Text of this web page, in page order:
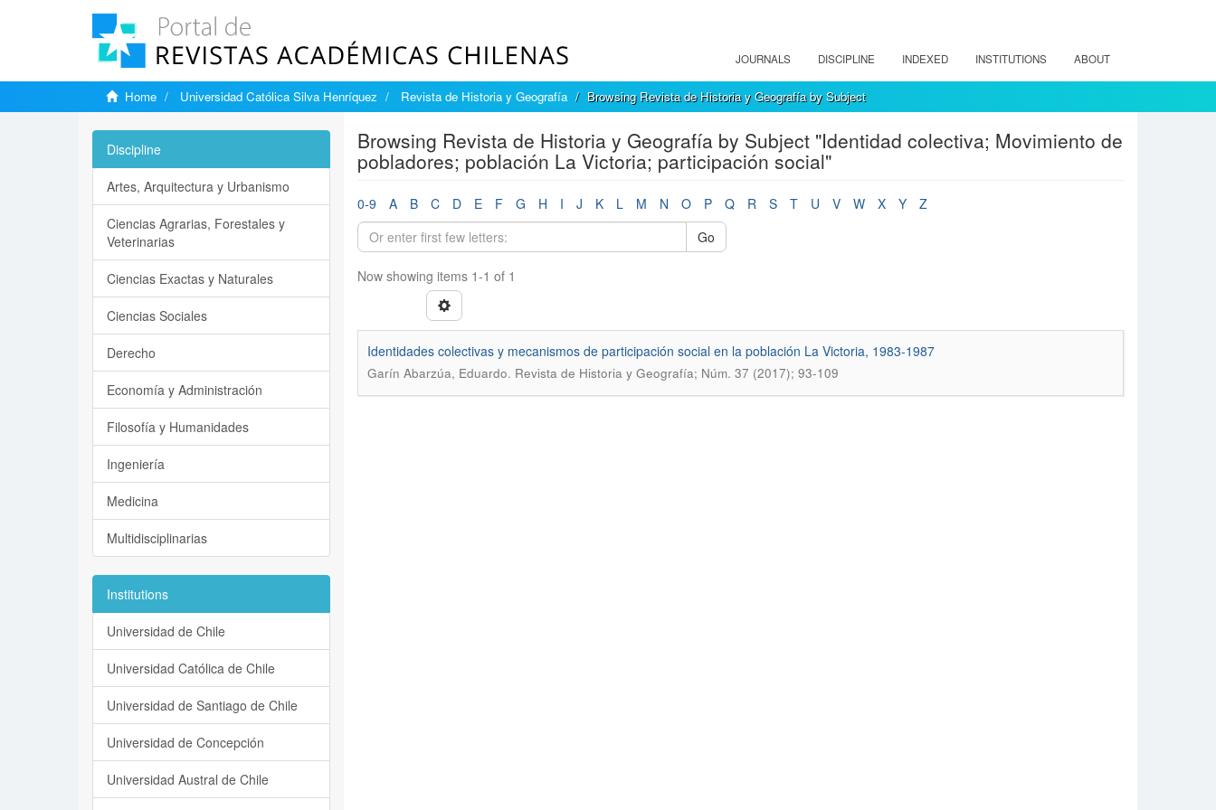
JOURNALS DISCIPLINE INDEXED INSTITUTIONS ABOUT
Home Universidad Católica Silva Henríquez Revista de Historia y Geografía Browsing Revista de Historia y Geografía by Subject
Browsing Revista de Historia y Geografía by Subject "Identidad colectiva; Movimiento de
pobladores; población La Victoria; participación social"
0-9 A B C D E F G H I J K L M N O P Q R S T U V W X Y
Z
Go
Now showing items 1-1 of 1
Identidades colectivas y mecanismos de participación social en la población La Victoria, 1983-1987
Garín Abarzúa, Eduardo. Revista de Historia y Geografía; Núm. 37 (2017); 93-109
Discipline
Artes, Arquitectura y Urbanismo
Ciencias Agrarias, Forestales y
Veterinarias
Ciencias Exactas y Naturales
Ciencias Sociales
Derecho
Economía y Administración
Filosofía y Humanidades
Ingeniería
Medicina
Multidisciplinarias
Institutions
Universidad de Chile
Universidad Católica de Chile
Universidad de Santiago de Chile
Universidad de Concepción
Universidad Austral de Chile